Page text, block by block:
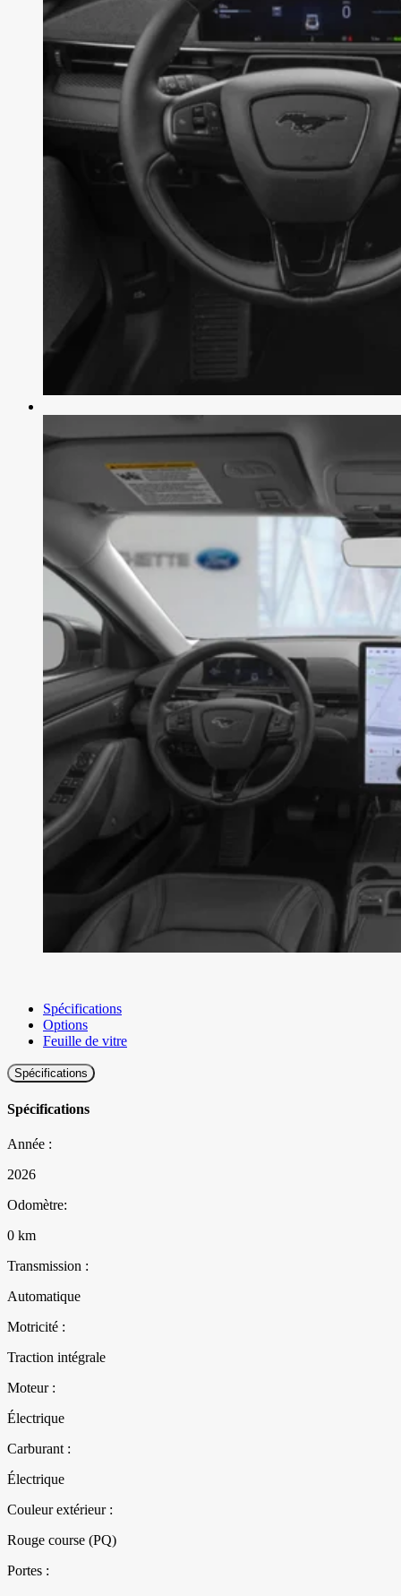
Spécifications
Options
Feuille de vitre
Spécifications
Spécifications
Année :
2026
Odomètre:
0 km
Transmission :
Automatique
Motricité :
Traction intégrale
Moteur :
Électrique
Carburant :
Électrique
Couleur extérieur :
Rouge course (PQ)
Portes :